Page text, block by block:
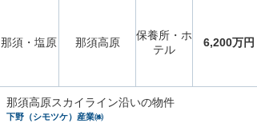
那須・塩原 那須高原
保養所・ホ
テル
6,200万円
那須高原スカイライン沿いの物件
下野（シモツケ）産業㈱